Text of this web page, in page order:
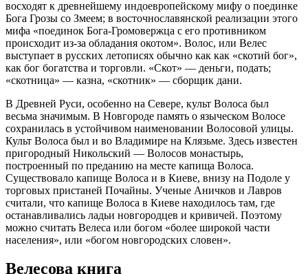
восходят к древнейшему индоевропейскому мифу о поединке
Бога Грозы со Змеем; в восточнославянской реализации этого
мифа «поединок Бога-Громовержца с его противником
происходит из-за обладания окотом». Волос, или Велес
выступает в русских летописях обычно как как «скотий бог»,
как бог богатства и торговли. «Скот» — деньги, подать;
«скотница» — казна, «скотник» — сборщик дани.
В Древней Руси, особенно на Севере, культ Волоса был
весьма значимым. В Новгороде память о языческом Волосе
сохранилась в устойчивом наименовании Волосовой улицы.
Культ Волоса был и во Владимире на Клязьме. Здесь известен
пригородный Никольский — Волосов монастырь,
построенный по преданию на месте капища Волоса.
Существовало капище Волоса и в Киеве, внизу на Подоле y
торговых пристаней Почайны. Ученые Аничков и Лавров
считали, что капище Волоса в Киеве находилось там, где
останавливались ладьи новгородцев и кривичей. Поэтому
можно считать Велеса или богом «более широкой части
населения», или «богом новгородских словен».
Велесова книга